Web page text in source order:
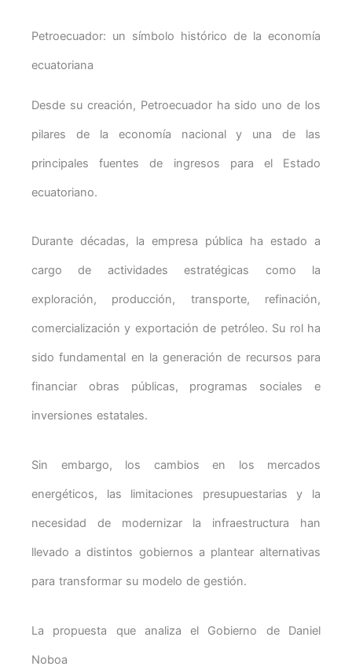
Petroecuador: un símbolo histórico de la economía
ecuatoriana
Desde su creación, Petroecuador ha sido uno de los
pilares de la economía nacional y una de las
principales fuentes de ingresos para el Estado
ecuatoriano.
Durante décadas, la empresa pública ha estado a
cargo de actividades estratégicas como la
exploración, producción, transporte, refinación,
comercialización y exportación de petróleo. Su rol ha
sido fundamental en la generación de recursos para
financiar obras públicas, programas sociales e
inversiones estatales.
Sin embargo, los cambios en los mercados
energéticos, las limitaciones presupuestarias y la
necesidad de modernizar la infraestructura han
llevado a distintos gobiernos a plantear alternativas
para transformar su modelo de gestión.
La propuesta que analiza el Gobierno de Daniel
Noboa